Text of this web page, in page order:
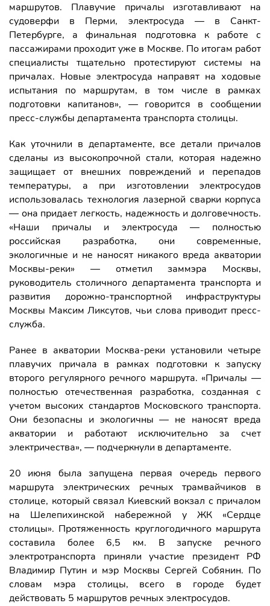
маршрутов. Плавучие причалы изготавливают на
судоверфи в Перми, электросуда — в Санкт-
Петербурге, а финальная подготовка к работе с
пассажирами проходит уже в Москве. По итогам работ
специалисты тщательно протестируют системы на
причалах. Новые электросуда направят на ходовые
испытания по маршрутам, в том числе в рамках
подготовки капитанов», — говорится в сообщении
пресс-службы департамента транспорта столицы.
Как уточнили в департаменте, все детали причалов
сделаны из высокопрочной стали, которая надежно
защищает от внешних повреждений и перепадов
температуры, а при изготовлении электросудов
использовалась технология лазерной сварки корпуса
— она придает легкость, надежность и долговечность.
«Наши причалы и электросуда — полностью
российская разработка, они современные,
экологичные и не наносят никакого вреда акватории
Москвы-реки» — отметил заммэра Москвы,
руководитель столичного департамента транспорта и
развития дорожно-транспортной инфраструктуры
Москвы Максим Ликсутов, чьи слова приводит пресс-
служба.
Ранее в акватории Москва-реки установили четыре
плавучих причала в рамках подготовки к запуску
второго регулярного речного маршрута. «Причалы —
полностью отечественная разработка, созданная с
учетом высоких стандартов Московского транспорта.
Они безопасны и экологичны — не наносят вреда
акватории и работают исключительно за счет
электричества», — подчеркнули в департаменте.
20 июня была запущена первая очередь первого
маршрута электрических речных трамвайчиков в
столице, который связал Киевский вокзал с причалом
на Шелепихинской набережной у ЖК «Сердце
столицы». Протяженность круглогодичного маршрута
составила более 6,5 км. В запуске речного
электротранспорта приняли участие президент РФ
Владимир Путин и мэр Москвы Сергей Собянин. По
словам мэра столицы, всего в городе будет
действовать 5 маршрутов речных электросудов.